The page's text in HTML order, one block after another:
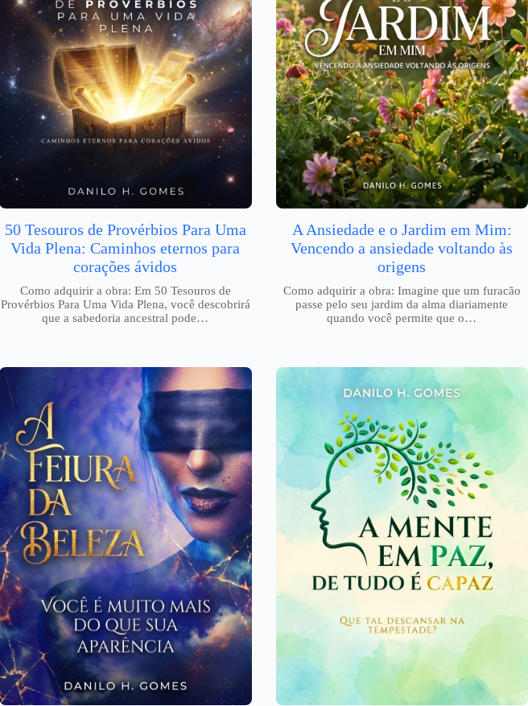
50 Tesouros de Provérbios Para Uma
Vida Plena: Caminhos eternos para
corações ávidos
Como adquirir a obra: Em 50 Tesouros de
Provérbios Para Uma Vida Plena, você descobrirá
que a sabedoria ancestral pode…
A Ansiedade e o Jardim em Mim:
Vencendo a ansiedade voltando às
origens
Como adquirir a obra: Imagine que um furacão
passe pelo seu jardim da alma diariamente
quando você permite que o…